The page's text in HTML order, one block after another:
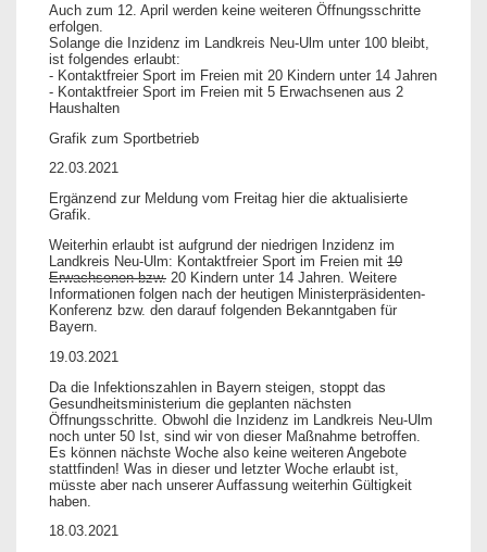
Auch zum 12. April werden keine weiteren Öffnungsschritte
erfolgen.
Solange die Inzidenz im Landkreis Neu-Ulm unter 100 bleibt,
ist folgendes erlaubt:
- Kontaktfreier Sport im Freien mit 20 Kindern unter 14 Jahren
- Kontaktfreier Sport im Freien mit 5 Erwachsenen aus 2
Haushalten
Grafik zum Sportbetrieb
22.03.2021
Ergänzend zur Meldung vom Freitag hier die aktualisierte
Grafik.
Weiterhin erlaubt ist aufgrund der niedrigen Inzidenz im
Landkreis Neu-Ulm: Kontaktfreier Sport im Freien mit 10
Erwachsenen bzw. 20 Kindern unter 14 Jahren. Weitere
Informationen folgen nach der heutigen Ministerpräsidenten-
Konferenz bzw. den darauf folgenden Bekanntgaben für
Bayern.
19.03.2021
Da die Infektionszahlen in Bayern steigen, stoppt das
Gesundheitsministerium die geplanten nächsten
Öffnungsschritte. Obwohl die Inzidenz im Landkreis Neu-Ulm
noch unter 50 Ist, sind wir von dieser Maßnahme betroffen.
Es können nächste Woche also keine weiteren Angebote
stattfinden! Was in dieser und letzter Woche erlaubt ist,
müsste aber nach unserer Auffassung weiterhin Gültigkeit
haben.
18.03.2021